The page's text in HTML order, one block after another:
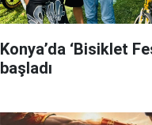
Konya’da ‘Bisiklet
başladı